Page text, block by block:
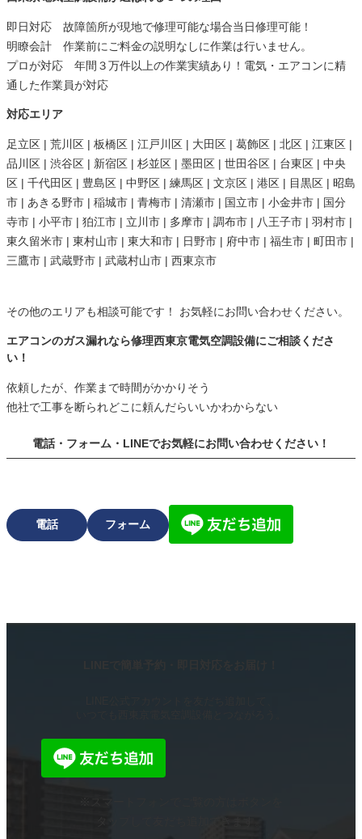
即日対応 故障箇所が現地で修理可能な場合当日修理可能！
明瞭会計 作業前にご料金の説明なしに作業は行いません。
プロが対応 年間３万件以上の作業実績あり！電気・エアコンに精
通した作業員が対応
対応エリア
足立区 | 荒川区 | 板橋区 | 江戸川区 | 大田区 | 葛飾区 | 北区 | 江東区 |
品川区 | 渋谷区 | 新宿区 | 杉並区 | 墨田区 | 世田谷区 | 台東区 | 中央
区 | 千代田区 | 豊島区 | 中野区 | 練馬区 | 文京区 | 港区 | 目黒区 | 昭島
市 | あきる野市 | 稲城市 | 青梅市 | 清瀬市 | 国立市 | 小金井市 | 国分
寺市 | 小平市 | 狛江市 | 立川市 | 多摩市 | 調布市 | 八王子市 | 羽村市 |
東久留米市 | 東村山市 | 東大和市 | 日野市 | 府中市 | 福生市 | 町田市 |
三鷹市 | 武蔵野市 | 武蔵村山市 | 西東京市
その他のエリアも相談可能です！ お気軽にお問い合わせください。
エアコンのガス漏れなら修理西東京電気空調設備にご相談くださ
い！
依頼したが、作業まで時間がかかりそう
他社で工事を断られどこに頼んだらいいかわからない
電話・フォーム・LINEでお気軽にお問い合わせください！
電話 フォーム